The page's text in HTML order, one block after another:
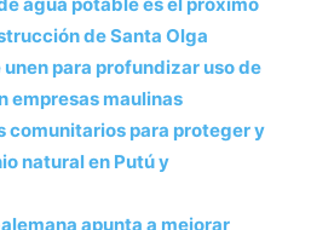
de Santa Olga
unen para profundizar uso de
empresas maulinas
comunitarios para proteger y
natural en Putú y
apunta a mejorar